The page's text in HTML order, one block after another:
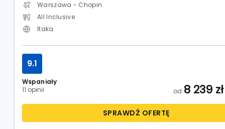
Warszawa - Chopin
All Inclusive
Itaka
Wspaniały
11 opinii
9.1
od 8 239 zł
SPRAWDŹ OFERTĘ